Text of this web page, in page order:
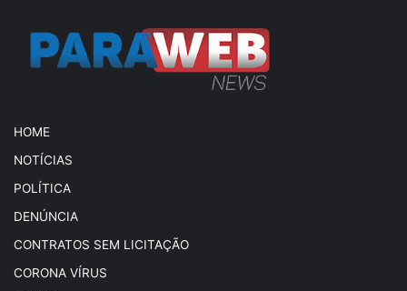
HOME
NOTÍCIAS
POLÍTICA
DENÚNCIA
CONTRATOS SEM LICITAÇÃO
CORONA VÍRUS